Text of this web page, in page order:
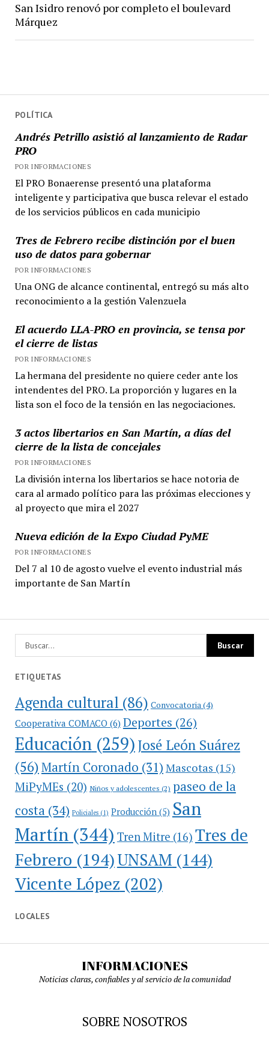
POLÍTICA
Andrés Petrillo asistió al lanzamiento de Radar
PRO
POR INFORMACIONES
El PRO Bonaerense presentó una plataforma
inteligente y participativa que busca relevar el estado
de los servicios públicos en cada municipio
Tres de Febrero recibe distinción por el buen
uso de datos para gobernar
POR INFORMACIONES
Una ONG de alcance continental, entregó su más alto
reconocimiento a la gestión Valenzuela
El acuerdo LLA-PRO en provincia, se tensa por
el cierre de listas
POR INFORMACIONES
La hermana del presidente no quiere ceder ante los
intendentes del PRO. La proporción y lugares en la
lista son el foco de la tensión en las negociaciones.
3 actos libertarios en San Martín, a días del
cierre de la lista de concejales
POR INFORMACIONES
La división interna los libertarios se hace notoria de
cara al armado político para las próximas elecciones y
al proyecto que mira el 2027
Nueva edición de la Expo Ciudad PyME
POR INFORMACIONES
Del 7 al 10 de agosto vuelve el evento industrial más
importante de San Martín
San Isidro renovó por completo el boulevard
Márquez
ETIQUETAS
Agenda cultural (86) Convocatoria (4)
Cooperativa COMACO(6) Deportes (26)
Educación(259)José León Suárez
(56)Martín Coronado (31) Mascotas (15)
MiPyMEs (20) Niños y adolescentes (2) paseo de la
costa(34) Policiales(1) Producción(5) San
Martín(344) Tren Mitre (16) Tres de
Febrero (194)UNSAM (144)
Vicente López (202)
LOCALES
INFORMACIONES
Noticias claras, confiables y al servicio de la comunidad
SOBRE NOSOTROS